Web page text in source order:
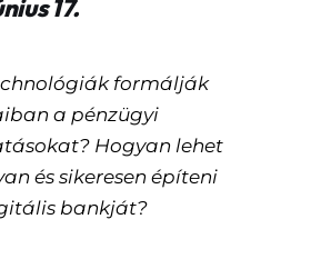
17.
formálják
a pénzügyi
Hogyan lehet
és sikeresen építeni
bankját?